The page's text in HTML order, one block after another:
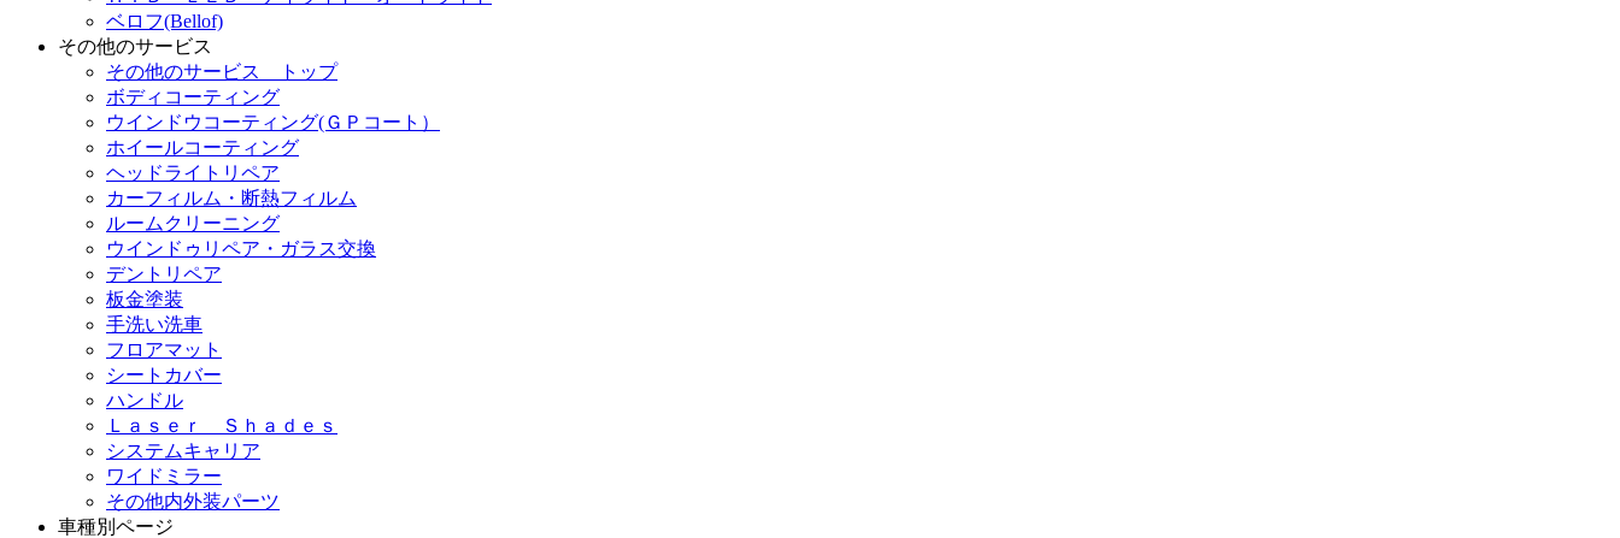
ベロフ(Bellof)
その他のサービス
その他のサービス トップ
ボディコーティング
ウインドウコーティング(ＧＰコート）
ホイールコーティング
ヘッドライトリペア
カーフィルム・断熱フィルム
ルームクリーニング
ウインドゥリペア・ガラス交換
デントリペア
板金塗装
手洗い洗車
フロアマット
シートカバー
ハンドル
Ｌａｓｅｒ Ｓｈａｄｅｓ
システムキャリア
ワイドミラー
その他内外装パーツ
車種別ページ